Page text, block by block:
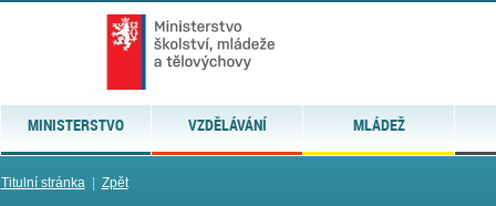
MINISTERSTVO VZDĚLÁVÁNÍ MLÁDEŽ
Titulní stránka| Zpět